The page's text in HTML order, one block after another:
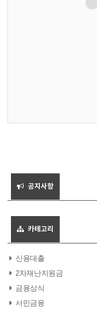
공지사항
카테고리
신용대출
2차재난지원금
금융상식
서민금융